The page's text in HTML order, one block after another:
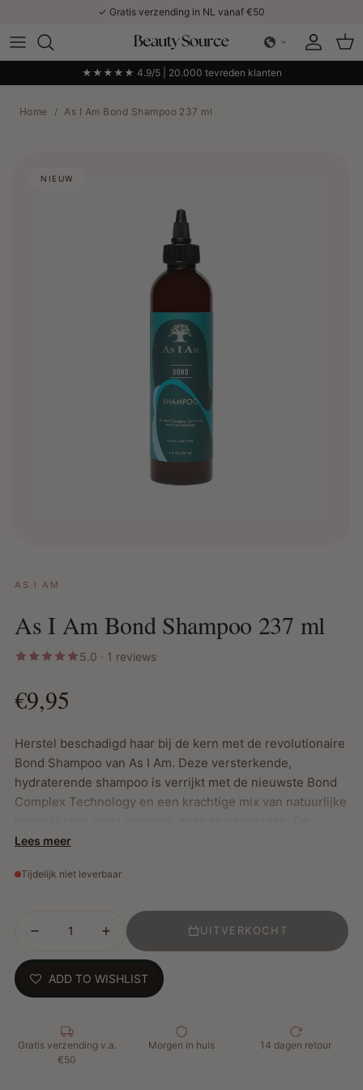
✓ Gratis verzending in NL vanaf €50
Account
★★★★★ 4.9/5 | 20.000 tevreden klanten
Home / As I Am Bond Shampoo 237 ml
NIEUW
AS I AM
As I Am Bond Shampoo 237 ml
5.0 · 1 reviews
€9,95
Herstel beschadigd haar bij de kern met de revolutionaire
Bond Shampoo van As I Am. Deze versterkende,
hydraterende shampoo is verrijkt met de nieuwste Bond
Complex Technology en een krachtige mix van natuurlijke
formule reinigt je haar op milde wijze zonder het uit te
die beschadigd zijn door hitte, chemische behandelingen
De geavanceerde technologie dringt diep door tot in de
haarvezels om gebroken verbindingen te herstellen,
elasticiteit te verbeteren en breekbaarheid drastisch te
gezonder ogend haar – vanaf de eerste wasbeurt. Ideaal
voor krullend, beschadigd of overbewerkt haar dat
Lees meer
Tijdelijk niet leverbaar
UITVERKOCHT
ADD TO WISHLIST
Gratis verzending v.a.
€50
Morgen in huis 14 dagen retour